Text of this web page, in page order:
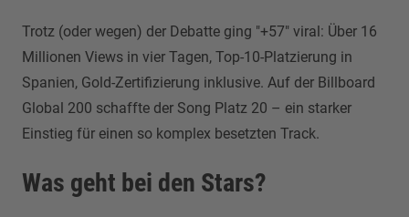
Trotz (oder wegen) der Debatte ging "+57" viral: Über 16
Millionen Views in vier Tagen, Top-10-Platzierung in
Spanien, Gold-Zertifizierung inklusive. Auf der Billboard
Global 200 schaffte der Song Platz 20 – ein starker
Einstieg für einen so komplex besetzten Track.
Was geht bei den Stars?